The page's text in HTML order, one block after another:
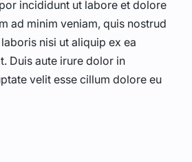
incididunt ut labore et dolore
ad minim veniam, quis nostrud
nisi ut aliquip ex ea
Duis aute irure dolor in
velit esse cillum dolore eu